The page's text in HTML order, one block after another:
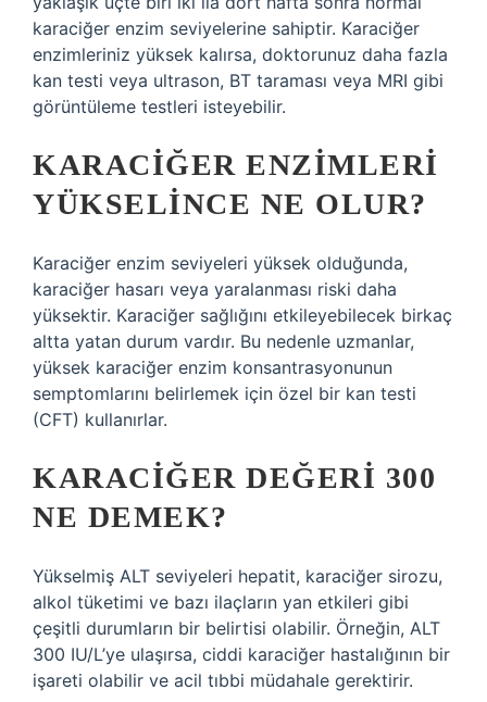
karaciğer enzim seviyelerine sahiptir. Karaciğer
enzimleriniz yüksek kalırsa, doktorunuz daha fazla
kan testi veya ultrason, BT taraması veya MRI gibi
görüntüleme testleri isteyebilir.
KARACIĞER ENZIMLERI
YÜKSELINCE NE OLUR?
Karaciğer enzim seviyeleri yüksek olduğunda,
karaciğer hasarı veya yaralanması riski daha
yüksektir. Karaciğer sağlığını etkileyebilecek birkaç
altta yatan durum vardır. Bu nedenle uzmanlar,
yüksek karaciğer enzim konsantrasyonunun
semptomlarını belirlemek için özel bir kan testi
(CFT) kullanırlar.
KARACIĞER DEĞERI 300
NE DEMEK?
Yükselmiş ALT seviyeleri hepatit, karaciğer sirozu,
alkol tüketimi ve bazı ilaçların yan etkileri gibi
çeşitli durumların bir belirtisi olabilir. Örneğin, ALT
300 IU/L’ye ulaşırsa, ciddi karaciğer hastalığının bir
işareti olabilir ve acil tıbbi müdahale gerektirir.